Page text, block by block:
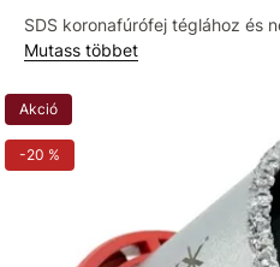
SDS koronafúrófej téglához és
Mutass többet
Akció
-20 %